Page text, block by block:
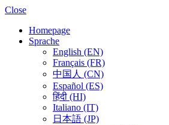
Close
Homepage
Sprache
English (EN)
Français (FR)
中国人 (CN)
Español (ES)
हिंदी (HI)
Italiano (IT)
日本語 (JP)